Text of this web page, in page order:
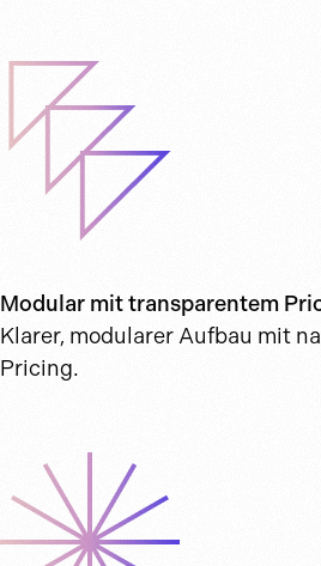
Modular mit transparentem
Klarer, modularer Aufbau mit
Pricing.